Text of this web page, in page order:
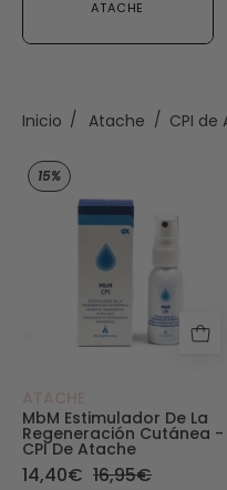
ATACHE
Inicio / Atache / CPI de
MbM
15%
MbM Estimulador De La
Regeneración Cutánea -
CPI De Atache
14,40€ 16,95€